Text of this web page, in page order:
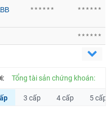
****** ******
******
Tổng tài sản chứng khoán:
3 cấp 4 cấp 5 cấp